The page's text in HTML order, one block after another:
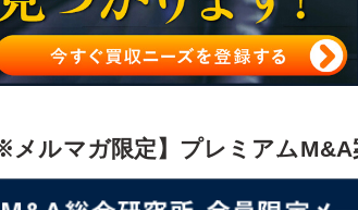
式譲渡・会社譲渡に適したEC・ネット通販事業とは
・ネット通販の株式譲渡・会社譲渡を成功させるポ
メルマガ限定】プレミアム